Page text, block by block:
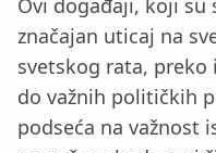
Ovi događaji, koji su
značajan uticaj na
svetskog rata,
do važnih političkih
podseća na važnost